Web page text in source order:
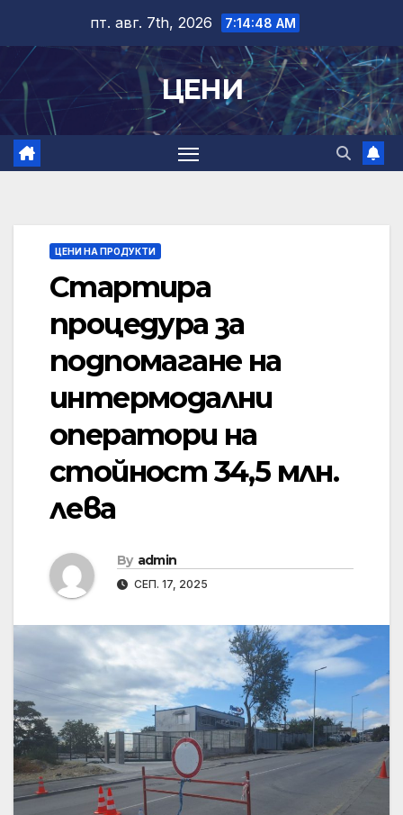
content
пт. авг. 7th, 2026 7:14:48 AM
ЦЕНИ
ЦЕНИ НА ПРОДУКТИ
Стартира
процедура за
подпомагане на
интермодални
оператори на
стойност 34,5 млн.
лева
By admin
СЕП. 17, 2025